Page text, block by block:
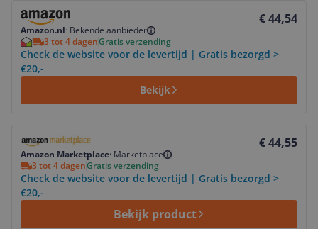
Amazon.nl· Bekende aanbieder
€ 44,54
3 tot 4 dagenGratis verzending
Check de website voor de levertijd | Gratis bezorgd >
€20,-
Bekijk
Bekijk product
Amazon Marketplace· Marketplace
€ 44,55
3 tot 4 dagenGratis verzending
Check de website voor de levertijd | Gratis bezorgd >
€20,-
Bekijk product
Bekijk product